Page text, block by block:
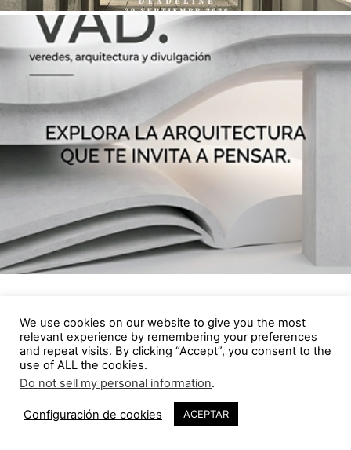
También:
We use cookies on our website to give you the most
relevant experience by remembering your preferences
and repeat visits. By clicking “Accept”, you consent to the
use of ALL the cookies.
Do not sell my personal information.
Configuración de cookies ACEPTAR